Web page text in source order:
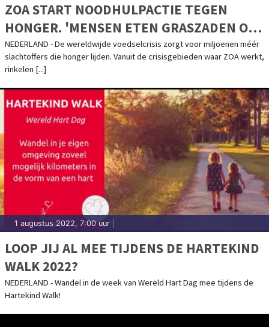
ZOA START NOODHULPACTIE TEGEN
HONGER. 'MENSEN ETEN GRASZADEN OM
TE OVERLEVEN'
NEDERLAND - De wereldwijde voedselcrisis zorgt voor miljoenen méér
slachtoffers die honger lijden. Vanuit de crisisgebieden waar ZOA werkt,
rinkelen [...]
1 augustus 2022, 7:00 uur
LOOP JIJ AL MEE TIJDENS DE HARTEKIND
WALK 2022?
NEDERLAND - Wandel in de week van Wereld Hart Dag mee tijdens de
Hartekind Walk!